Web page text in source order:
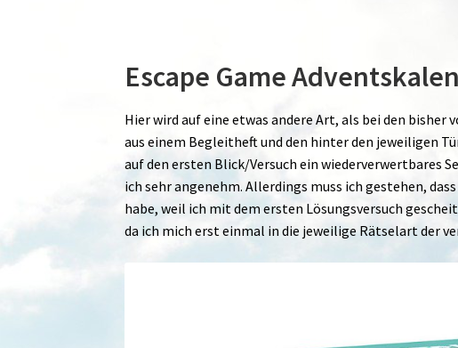
Escape Game
Hier wird auf eine etwas andere Art, als bei den
aus einem Begleitheft und den hinter den jeweiligen
auf den ersten Blick/Versuch ein wiederverwertbares
ich sehr angenehm. Allerdings muss ich gestehen,
habe, weil ich mit dem ersten Lösungsversuch
da ich mich erst einmal in die jeweilige Rätselart der